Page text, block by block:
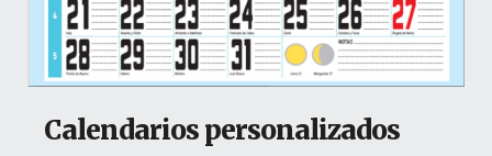
Calendarios personalizados